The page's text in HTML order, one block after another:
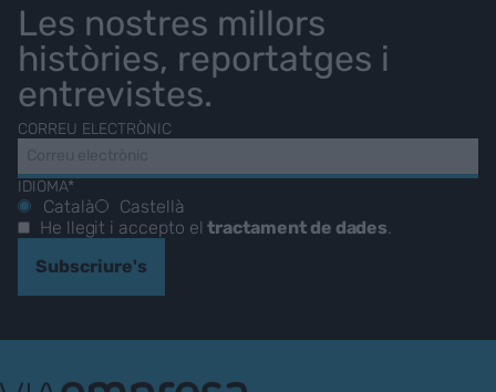
Les nostres millors
històries, reportatges i
entrevistes.
CORREU ELECTRÒNIC
IDIOMA*
Català
Castellà
He llegit i accepto eltractament de dades
Subscriure's